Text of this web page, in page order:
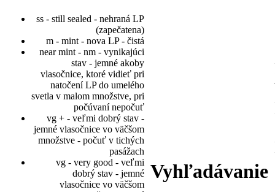
ss - still sealed - nehraná LP
(zapečatena)
m - mint - nova LP - čistá
near mint - nm - vynikajúci
stav - jemné akoby
vlasočnice, ktoré vidieť pri
natočení LP do umelého
svetla v malom množstve, pri
počúvaní nepočuť
vg + - veľmi dobrý stav -
jemné vlasočnice vo väčšom
množstve - počuť v tichých
pasážach
vg - very good - veľmi
dobrý stav - jemné
vlasočnice vo väčšom
Vyhľadávanie